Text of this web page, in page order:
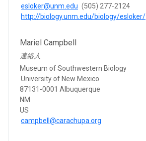
esloker@unm.edu (505) 277-2124
http://biology.unm.edu/biology/esloker/
Mariel Campbell
連絡人
Museum of Southwestern Biology
University of New Mexico
87131-0001 Albuquerque
NM
US
campbell@carachupa.org